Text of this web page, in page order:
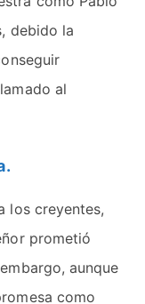
debido la
al
los creyentes,
prometió
aunque
como